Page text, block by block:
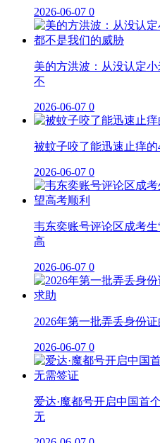
2026-06-07 0
美的方洪波：从没认定
不
2026-06-07 0
被蚊子咬了能迅速止痒
2026-06-07 0
韦东奕账号评论区成考
高
2026-06-07 0
2026年第一批弄丢身份
2026-06-07 0
爱达·魔都号开启中国首
无